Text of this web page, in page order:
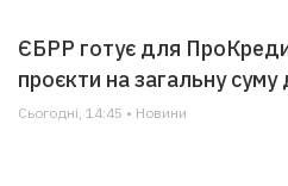
ЄБРР готує для
проєкти на загальну
Сьогодні, 14:45 • Новини